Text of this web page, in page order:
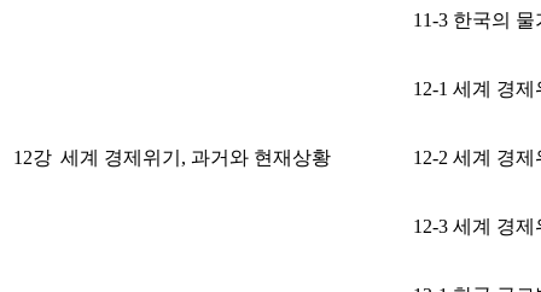
11-3 한국의
12강 세계 경제위기, 과거와 현재상황
12-1 세계 경
12-2 세계 경
12-3 세계 경